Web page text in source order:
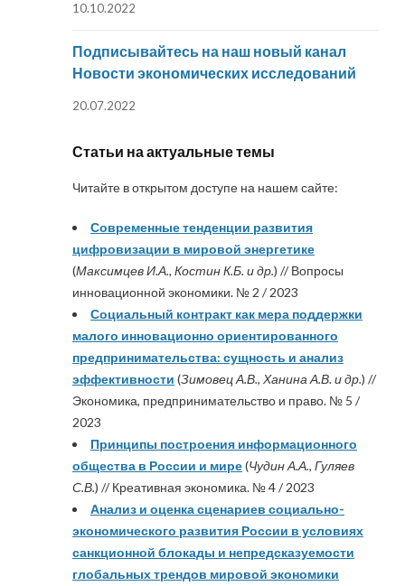
10.10.2022
Подписывайтесь на наш новый канал
Новости экономических исследований
20.07.2022
Статьи на актуальные темы
Читайте в открытом доступе на нашем сайте:
Современные тенденции развития
цифровизации в мировой энергетике
(Максимцев И.А., Костин К.Б. и др.) // Вопросы
инновационной экономики. № 2 / 2023
Социальный контракт как мера поддержки
малого инновационно ориентированного
предпринимательства: сущность и анализ
эффективности (Зимовец А.В., Ханина А.В. и др.) //
Экономика, предпринимательство и право. № 5 /
2023
Принципы построения информационного
общества в России и мире(Чудин А.А., Гуляев
С.В.) // Креативная экономика. № 4 / 2023
Анализ и оценка сценариев социально-
экономического развития России в условиях
санкционной блокады и непредсказуемости
глобальных трендов мировой экономики